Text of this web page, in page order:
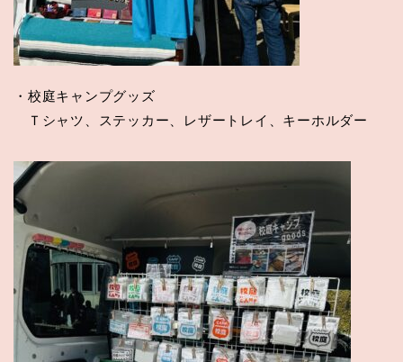
・校庭キャンプグッズ
Ｔシャツ、ステッカー、レザートレイ、キーホルダー